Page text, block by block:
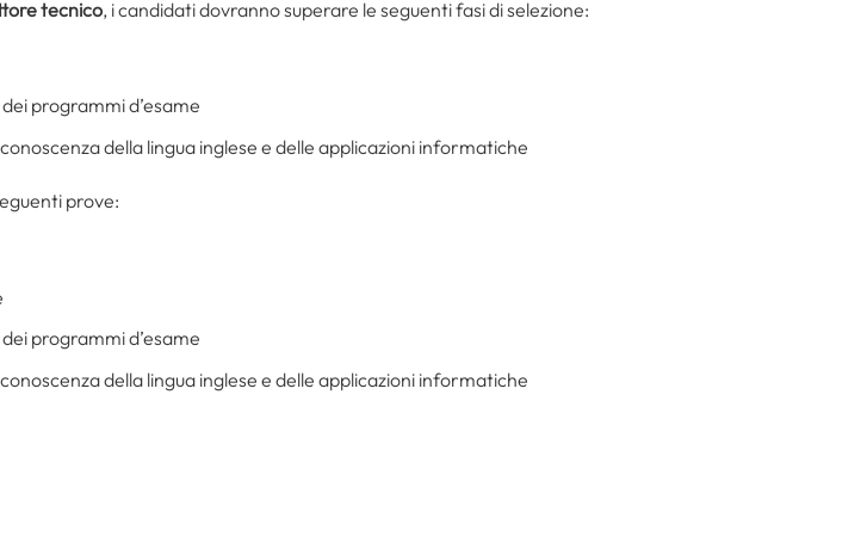
tecnico, i candidati dovranno superare le seguenti fasi di selezione:
programmi d’esame
della lingua inglese e delle applicazioni informatiche
prove:
programmi d’esame
della lingua inglese e delle applicazioni informatiche